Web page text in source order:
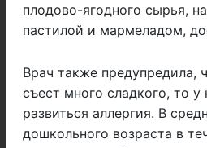
плодово-ягодного сырья,
пастилой и мармеладом,
Врач также предупредила,
съест много сладкого, то
развиться аллергия. В
дошкольного возраста в